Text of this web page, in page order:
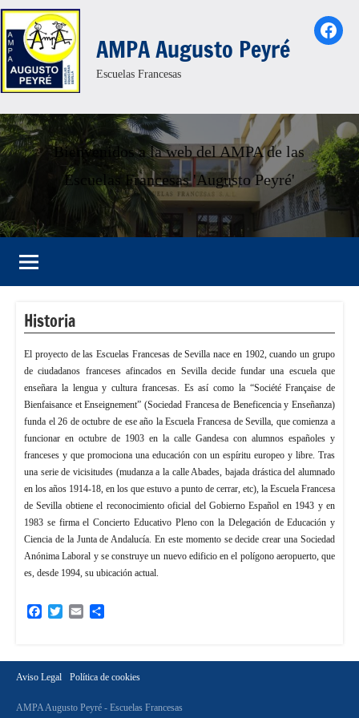
Saltar
al
contenido
AMPA Augusto Peyré
Escuelas Francesas
Bienvenidos a la web del AMPA de las
Escuelas Francesas 'Augusto Peyré'
Historia
El proyecto de las Escuelas Francesas de Sevilla nace en 1902, cuando un grupo
de ciudadanos franceses afincados en Sevilla decide fundar una escuela que
enseñara la lengua y cultura francesas. Es así como la “Société Française de
Bienfaisance et Enseignement” (Sociedad Francesa de Beneficencia y Enseñanza)
funda el 26 de octubre de ese año la Escuela Francesa de Sevilla, que comienza a
funcionar en octubre de 1903 en la calle Gandesa con alumnos españoles y
franceses y que promociona una educación con un espíritu europeo y libre. Tras
una serie de vicisitudes (mudanza a la calle Abades, bajada drástica del alumnado
en los años 1914-18, en los que estuvo a punto de cerrar, etc), la Escuela Francesa
de Sevilla obtiene el reconocimiento oficial del Gobierno Español en 1943 y en
1983 se firma el Concierto Educativo Pleno con la Delegación de Educación y
Ciencia de la Junta de Andalucía. En este momento se decide crear una Sociedad
Anónima Laboral y se construye un nuevo edificio en el polígono aeropuerto, que
es, desde 1994, su ubicación actual.
FacebookTwitterEmail
Aviso Legal Política de cookies
AMPA Augusto Peyré - Escuelas Francesas